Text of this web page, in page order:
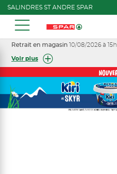
SALINDRES ST ANDRE SPAR
Retrait en magasin 10/08/2026 à 15h
Voir plus